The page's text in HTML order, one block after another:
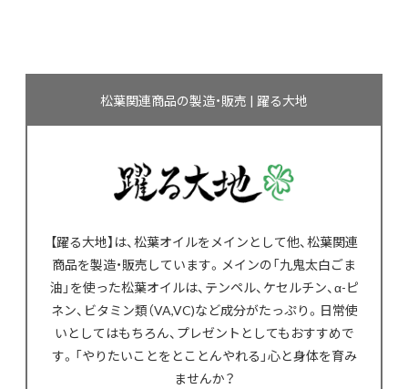
松葉関連商品の製造・販売 | 躍る大地
【躍る大地】は、松葉オイルをメインとして他、松葉関連
商品を製造・販売しています。メインの「九鬼太白ごま
油」を使った松葉オイルは、テンペル、ケセルチン、α-ピ
ネン、ビタミン類（VA,VC)など成分がたっぷり。日常使
いとしてはもちろん、プレゼントとしてもおすすめで
す。「やりたいことをとことんやれる」心と身体を育み
ませんか？